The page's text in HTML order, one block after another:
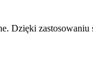
Dzięki